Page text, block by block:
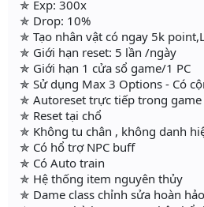
✯ Exp: 300x
✯ Drop: 10%
✯ Tạo nhân vật có ngay 5k
✯ Giới hạn reset: 5 lần /ngày
✯ Giới hạn 1 cửa sổ game/1 PC
✯ Sử dụng Max 3 Options - Có
✯ Autoreset trực tiếp trong game
✯ Reset tại chổ
✯ Không tu chân , không danh
✯ Có hổ trợ NPC buff
✯ Có Auto train
✯ Hệ thống item nguyên thủy
✯ Dame class chỉnh sửa hoàn hảo